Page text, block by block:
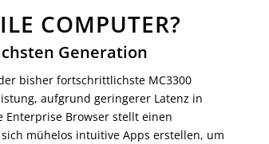
COMPUTER?
Generation
bisher fortschrittlichste MC3300
aufgrund geringerer Latenz in
Enterprise Browser stellt einen
mühelos intuitive Apps erstellen, um